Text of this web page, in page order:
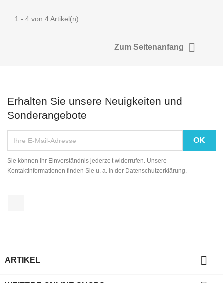
1 - 4 von 4 Artikel(n)
Zum Seitenanfang 
Erhalten Sie unsere Neuigkeiten und
Sonderangebote
Sie können Ihr Einverständnis jederzeit widerrufen. Unsere
Kontaktinformationen finden Sie u. a. in der Datenschutzerklärung.
ARTIKEL 